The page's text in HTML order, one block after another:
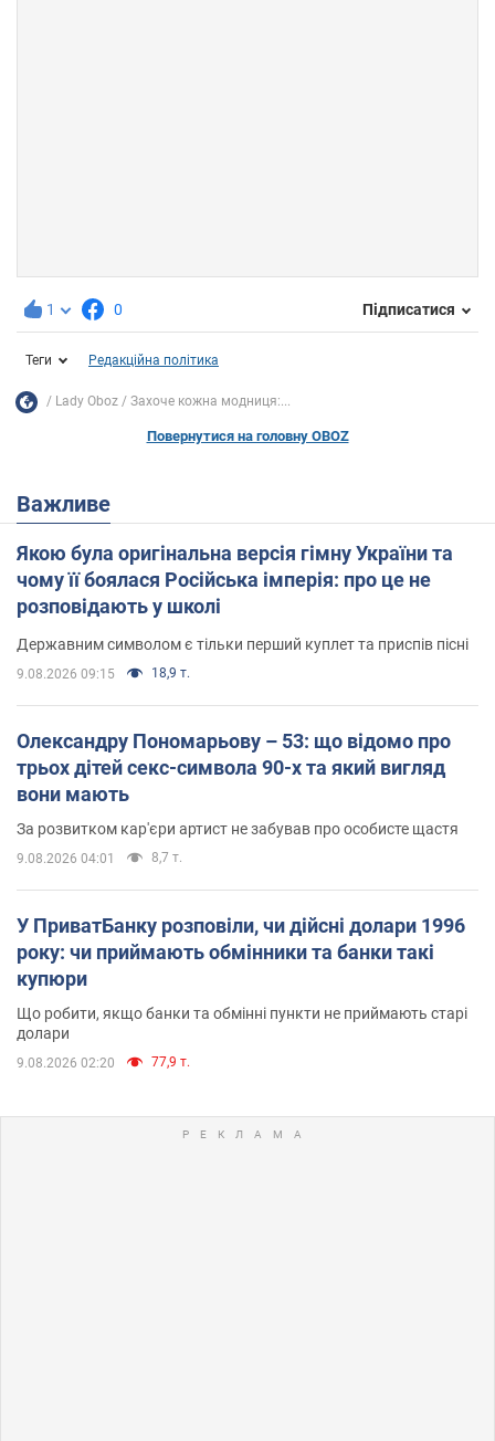
1 0 Підписатися
Теги Редакційна політика
Lady Oboz Захоче кожна модниця:...
Повернутися на головну OBOZ
Важливе
Якою була оригінальна версія гімну України та
чому її боялася Російська імперія: про це не
розповідають у школі
Державним символом є тільки перший куплет та приспів пісні
9.08.2026 09:15 18,9 т.
Олександру Пономарьову – 53: що відомо про
трьох дітей секс-символа 90-х та який вигляд
вони мають
За розвитком кар'єри артист не забував про особисте щастя
9.08.2026 04:01 8,7 т.
У ПриватБанку розповіли, чи дійсні долари 1996
року: чи приймають обмінники та банки такі
купюри
Що робити, якщо банки та обмінні пункти не приймають старі
долари
9.08.2026 02:20 77,9 т.